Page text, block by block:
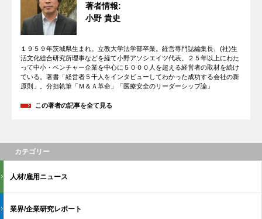
著者情報:
小野 貴史
１９５９年茨城県生まれ。立教大学法学部卒業。経営専門誌編集長、(社)生
活文化総合研究所理事などを経て小野アソシエイツ代表。２５年以上にわた
って中小・ベンチャー企業を中心に５０００人を超える経営者の取材を続け
ている。著書「経営者５千人をインタビューしてわかった成功する会社の新
原則」。分担執筆「Ｍ＆Ａ革命」「医療安全のリーダーシップ論」
この著者の記事を全て見る
カテゴリー
人材/雇用ニュース
業界/企業研究レポート